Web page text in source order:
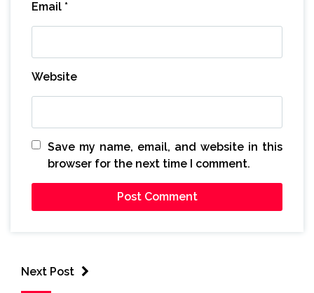
Email *
Website
Save my name, email, and website in this
browser for the next time I comment.
Next Post